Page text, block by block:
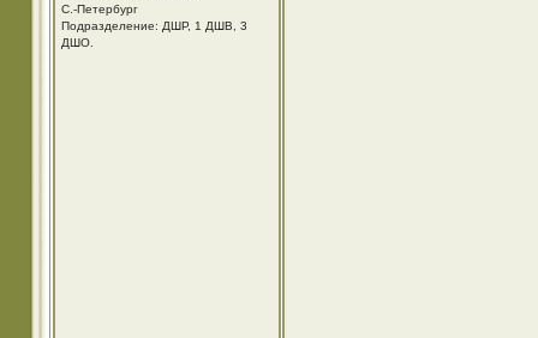
С.-Петербург
Подразделение: ДШР, 1 ДШВ, 3
ДШО.